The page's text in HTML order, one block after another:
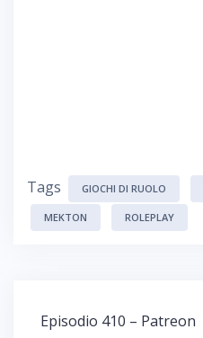
Tags GIOCHI DI RUOLO
MEKTON ROLEPLAY
Navigazione
Episodio 410 – Patreon